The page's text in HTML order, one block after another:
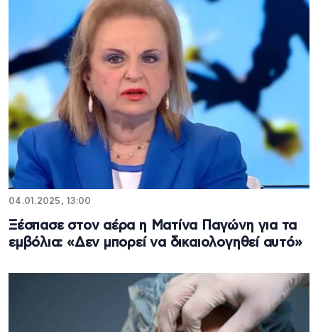
04.01.2025, 13:00
Ξέσπασε στον αέρα η Ματίνα Παγώνη για τα
εμβόλια: «Δεν μπορεί να δικαιολογηθεί αυτό»